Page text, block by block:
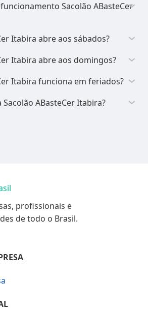
Sacolão ABasteCer
Itabira abre aos sábados?
Itabira abre aos domingos?
Itabira funciona em feriados?
ABasteCer Itabira?
profissionais e
de todo o Brasil.